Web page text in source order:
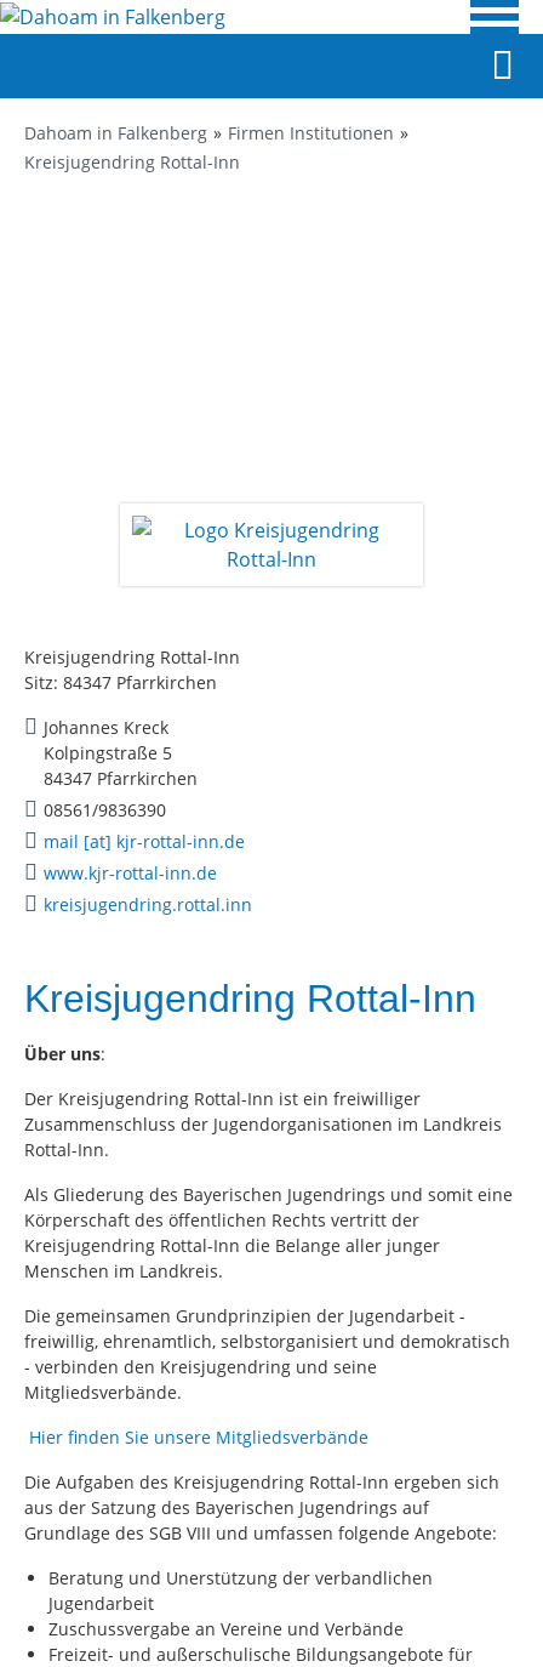
Dahoam in Falkenberg
Firmen Institutionen
Kreisjugendring Rottal-Inn
Kreisjugendring Rottal-Inn
Sitz: 84347 Pfarrkirchen
Johannes Kreck
Kolpingstraße 5
84347 Pfarrkirchen
08561/9836390
mail [at] kjr-rottal-inn.de
www.kjr-rottal-inn.de
kreisjugendring.rottal.inn
Kreisjugendring Rottal-Inn
Über uns:
Der Kreisjugendring Rottal-Inn ist ein freiwilliger
Zusammenschluss der Jugendorganisationen im Landkreis
Rottal-Inn.
Als Gliederung des Bayerischen Jugendrings und somit eine
Körperschaft des öffentlichen Rechts vertritt der
Kreisjugendring Rottal-Inn die Belange aller junger
Menschen im Landkreis.
Die gemeinsamen Grundprinzipien der Jugendarbeit -
freiwillig, ehrenamtlich, selbstorganisiert und demokratisch
- verbinden den Kreisjugendring und seine
Mitgliedsverbände.
Hier finden Sie unsere Mitgliedsverbände
Die Aufgaben des Kreisjugendring Rottal-Inn ergeben sich
aus der Satzung des Bayerischen Jugendrings auf
Grundlage des SGB VIII und umfassen folgende Angebote:
Beratung und Unerstützung der verbandlichen
Jugendarbeit
Zuschussvergabe an Vereine und Verbände
Freizeit- und außerschulische Bildungsangebote für